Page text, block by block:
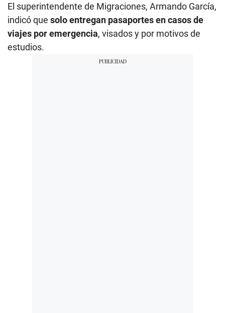
El superintendente de Migraciones, Armando García,
indicó que solo entregan pasaportes en casos de
viajes por emergencia, visados y por motivos de
estudios.